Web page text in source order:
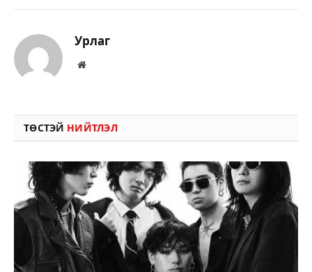
Урлаг
Вэбсайт
ТӨСТЭЙ НИЙТЛЭЛ